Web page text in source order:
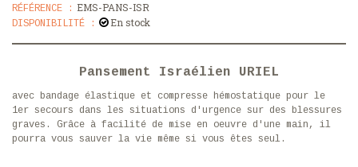
RÉFÉRENCE : EMS-PANS-ISR
DISPONIBILITÉ : En stock
Pansement Israélien URIEL
avec bandage élastique et compresse hémostatique pour le
1er secours dans les situations d'urgence sur des blessures
graves. Grâce à facilité de mise en oeuvre d'une main, il
pourra vous sauver la vie même si vous êtes seul.